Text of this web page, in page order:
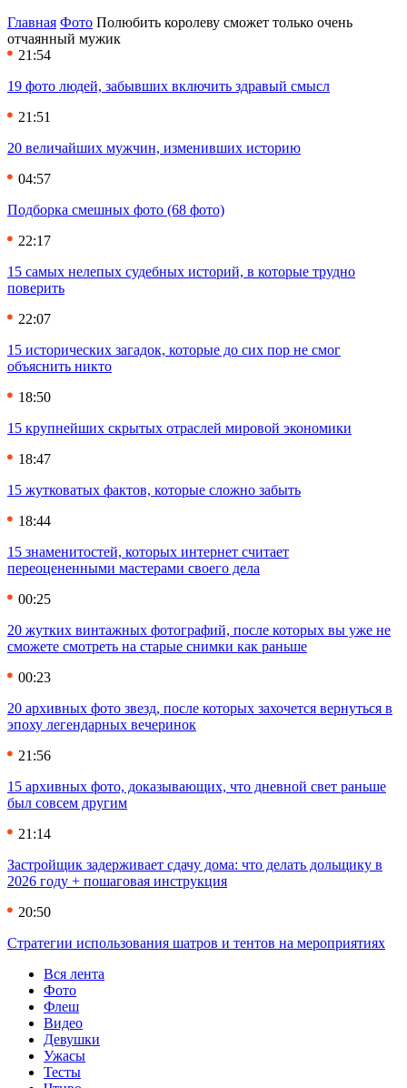
Главная Фото Полюбить королеву сможет только очень
отчаянный мужик
21:54
19 фото людей, забывших включить здравый смысл
21:51
20 величайших мужчин, изменивших историю
04:57
Подборка смешных фото (68 фото)
22:17
15 самых нелепых судебных историй, в которые трудно
поверить
22:07
15 исторических загадок, которые до сих пор не смог
объяснить никто
18:50
15 крупнейших скрытых отраслей мировой экономики
18:47
15 жутковатых фактов, которые сложно забыть
18:44
15 знаменитостей, которых интернет считает
переоцененными мастерами своего дела
00:25
20 жутких винтажных фотографий, после которых вы уже не
сможете смотреть на старые снимки как раньше
00:23
20 архивных фото звезд, после которых захочется вернуться в
эпоху легендарных вечеринок
21:56
15 архивных фото, доказывающих, что дневной свет раньше
был совсем другим
21:14
Застройщик задерживает сдачу дома: что делать дольщику в
2026 году + пошаговая инструкция
20:50
Стратегии использования шатров и тентов на мероприятиях
Вся лента
Фото
Флеш
Видео
Девушки
Ужасы
Тесты